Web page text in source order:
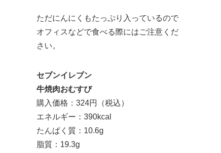
ただにんにくもたっぷり入っているので
オフィスなどで食べる際にはご注意くだ
さい。
セブンイレブン
牛焼肉おむすび
購入価格：324円（税込）
エネルギー：390kcal
たんぱく質：10.6g
脂質：19.3g